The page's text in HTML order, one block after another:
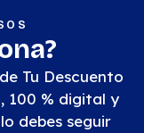
Tu Descuento
100 % digital y
debes seguir